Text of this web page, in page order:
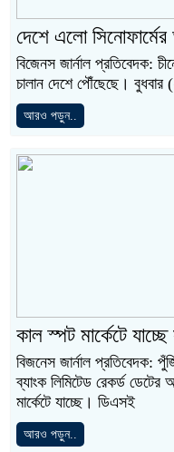
দেশে এলো
বিজেনস জার্নাল প্রতিবেদক:
চালান দেশে পৌঁছেছে। বুধবার
আরও পড়ুন..
কাল স্পট মার্কেটে
বিজনেস জার্নাল প্রতিবেদক:
ব্যাংক লিমিটেড রেকর্ড
মার্কেটে যাচ্ছে। ডিএসই
আরও পড়ুন..